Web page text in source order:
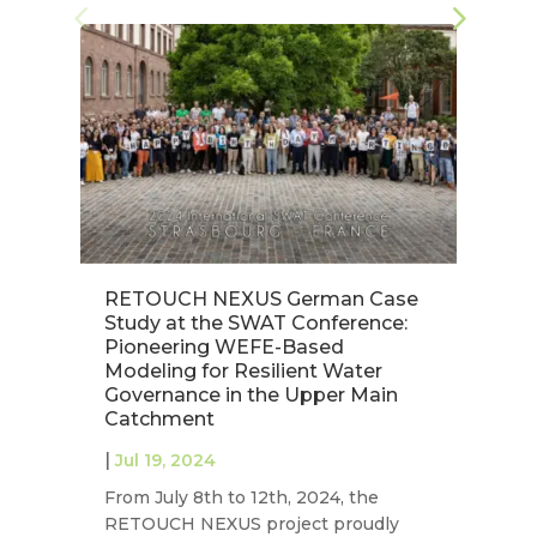
RETOUCH NEXUS German Case
Study at the SWAT Conference:
Pioneering WEFE-Based
Modeling for Resilient Water
Governance in the Upper Main
Catchment
| Jul 19, 2024
From July 8th to 12th, 2024, the
RETOUCH NEXUS project proudly